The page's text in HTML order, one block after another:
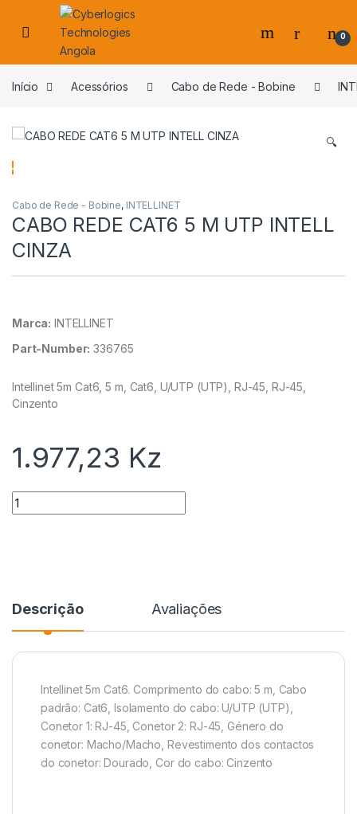
Skip to navigation
Skip to content
0
Início Acessórios Cabo de Rede - Bobine
🔍
Cabo de Rede - Bobine, INTELLINET
CABO REDE CAT6 5 M UTP INTELL
CINZA
Marca: INTELLINET
Part-Number: 336765
Intellinet 5m Cat6, 5 m, Cat6, U/UTP (UTP), RJ-45, RJ-45,
Cinzento
1.977,23 Kz
Quantidade
Descrição Avaliações
Intellinet 5m Cat6. Comprimento do cabo: 5 m, Cabo
padrão: Cat6, Isolamento do cabo: U/UTP (UTP),
Conetor 1: RJ-45, Conetor 2: RJ-45, Género do
conetor: Macho/Macho, Revestimento dos contactos
do conetor: Dourado, Cor do cabo: Cinzento